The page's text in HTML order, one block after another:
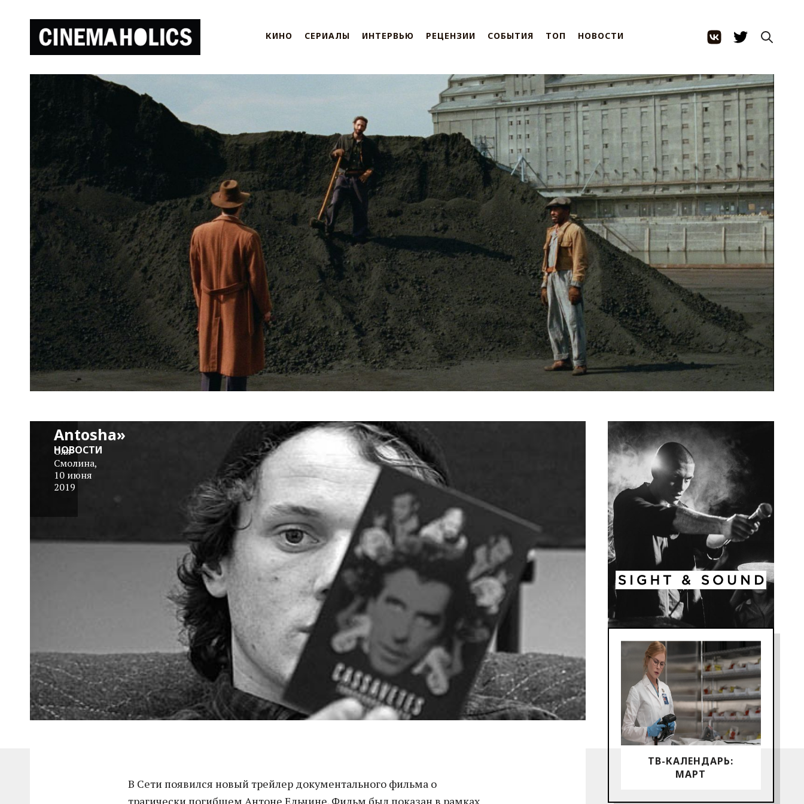
КИНО СЕРИАЛЫ ИНТЕРВЬЮ РЕЦЕНЗИИ СОБЫТИЯ ТОП НОВОСТИ
ТВ-КАЛЕНДАРЬ:
МАРТ
Трейлер:
Antosha»
Оля
Смолина,
10 июня
2019
НОВОСТИ
В Сети появился новый трейлер документального фильма о